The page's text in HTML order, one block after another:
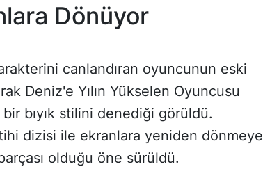
Dönüyor
canlandıran oyuncunun eski
Deniz'e Yılın Yükselen Oyuncusu
bıyık stilini denediği görüldü.
dizisi ile ekranlara yeniden dönmeye
olduğu öne sürüldü.